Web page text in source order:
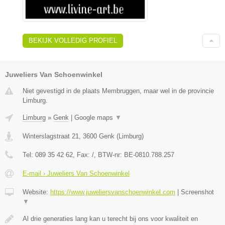
BEKIJK VOLLEDIG PROFIEL
Juweliers Van Schoenwinkel
Niet gevestigd in de plaats Membruggen, maar wel in de provincie
Limburg.
Limburg » Genk Google maps ▼
Winterslagstraat 21, 3600 Genk (Limburg)
Tel: 089 35 42 62, Fax: /, BTW-nr: BE-0810.788.257
E-mail › Juweliers Van Schoenwinkel
Website: https://www.juweliersvanschoenwinkel.com
Screenshot
▼
Al drie generaties lang kan u terecht bij ons voor kwaliteit en